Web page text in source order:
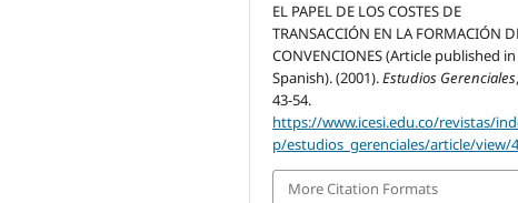
EL PAPEL DE LOS COSTES DE
TRANSACCIÓN EN LA FORMACIÓN
CONVENCIONES (Article published in
Spanish). (2001).Estudios Gerenciales,
43-54.
https://www.icesi.edu.co/revistas/
p/estudios_gerenciales/article/view/
More Citation Formats